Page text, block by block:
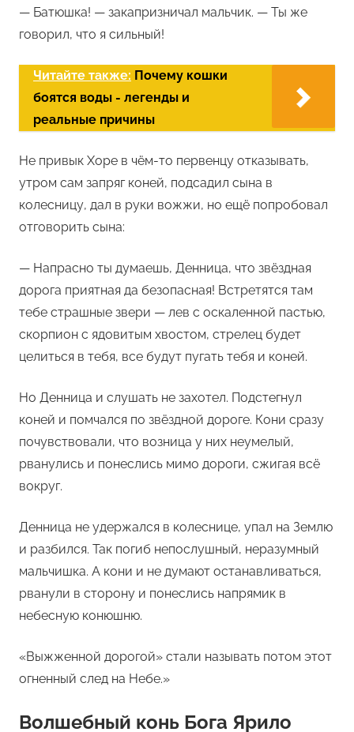
—​ Батюшка! — закапризничал мальчик. — Ты же
говорил, что я сильный!
Читайте также: Почему кошки
боятся воды - легенды и
реальные причины
Не привык Хоре в чём-то первенцу отказывать,
утром сам запряг коней, подсадил сына в
колесницу, дал в руки вожжи, но ещё попробовал
отговорить сына:
—​ Напрасно ты думаешь, Денница, что звёздная
дорога приятная да безопасная! Встретятся там
тебе страшные звери — лев с оскаленной пастью,
скорпион с ядовитым хвостом, стрелец будет
целиться в тебя, все будут пугать тебя и коней.
Но Денница и слушать не захотел. Подстегнул
коней и помчался по звёздной дороге. Кони сразу
почувствовали, что возница у них неумелый,
рванулись и понеслись мимо дороги, сжигая всё
вокруг.
Денница не удержался в колеснице, упал на Землю
и разбился. Так погиб непослушный, неразумный
мальчишка. А кони и не думают останавливаться,
рванули в сторону и понеслись напрямик в
небесную конюшню.
«Выжженной дорогой» стали называть потом этот
огненный след на Небе.»
Волшебный конь Бога Ярило